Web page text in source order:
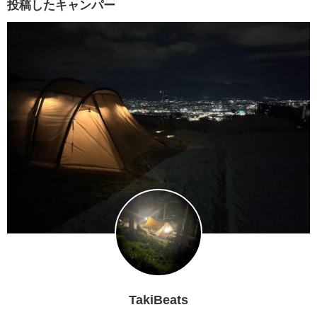
投稿したキャンパー
TakiBeats